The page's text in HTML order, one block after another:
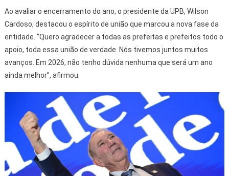
Ao avaliar o encerramento do ano, o presidente da UPB, Wilson
Cardoso, destacou o espírito de união que marcou a nova fase da
entidade. “Quero agradecer a todas as prefeitas e prefeitos todo o
apoio, toda essa união de verdade. Nós tivemos juntos muitos
avanços. Em 2026, não tenho dúvida nenhuma que será um ano
ainda melhor”, afirmou.